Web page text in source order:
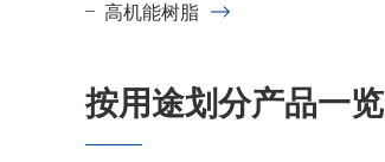
高机能树脂
按用途划分产品一览